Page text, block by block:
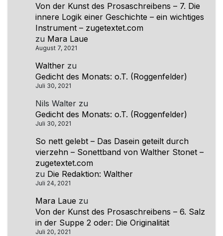
Von der Kunst des Prosaschreibens – 7. Die
innere Logik einer Geschichte – ein wichtiges
Instrument – zugetextet.com
zu Mara Laue
August 7, 2021
Walther zu
Gedicht des Monats: o.T. (Roggenfelder)
Juli 30, 2021
Nils Walter zu
Gedicht des Monats: o.T. (Roggenfelder)
Juli 30, 2021
So nett gelebt – Das Dasein geteilt durch
vierzehn – Sonettband von Walther Stonet –
zugetextet.com
zu Die Redaktion: Walther
Juli 24, 2021
Mara Laue zu
Von der Kunst des Prosaschreibens – 6. Salz
in der Suppe 2 oder: Die Originalität
Juli 20, 2021